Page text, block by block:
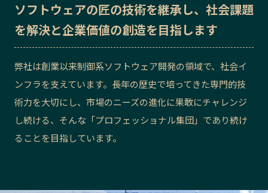
福島エリア
茨城エリア
栃木エリア
群馬エリア
埼玉エリア
千葉エリア
東京23区エリア
多摩エリア
神奈川エリア
新潟エリア
富山エリア
石川エリア
福井エリア
山梨エリア
長野エリア
ソフトウェアの匠の技術を継承し、社会課題
を解決と企業価値の創造を目指します
弊社は創業以来制御系ソフトウェア開発の領域で、社会イ
ンフラを支えています。長年の歴史で培ってきた専門的技
術力を大切にし、市場のニーズの進化に果敢にチャレンジ
し続ける、そんな「プロフェッショナル集団」であり続け
ることを目指しています。